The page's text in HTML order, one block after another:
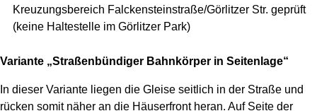
Kreuzungsbereich Falckensteinstraße/Görlitzer Str. geprüft
(keine Haltestelle im Görlitzer Park)
Variante „Straßenbündiger Bahnkörper in Seitenlage“
In dieser Variante liegen die Gleise seitlich in der Straße und
rücken somit näher an die Häuserfront heran. Auf Seite der